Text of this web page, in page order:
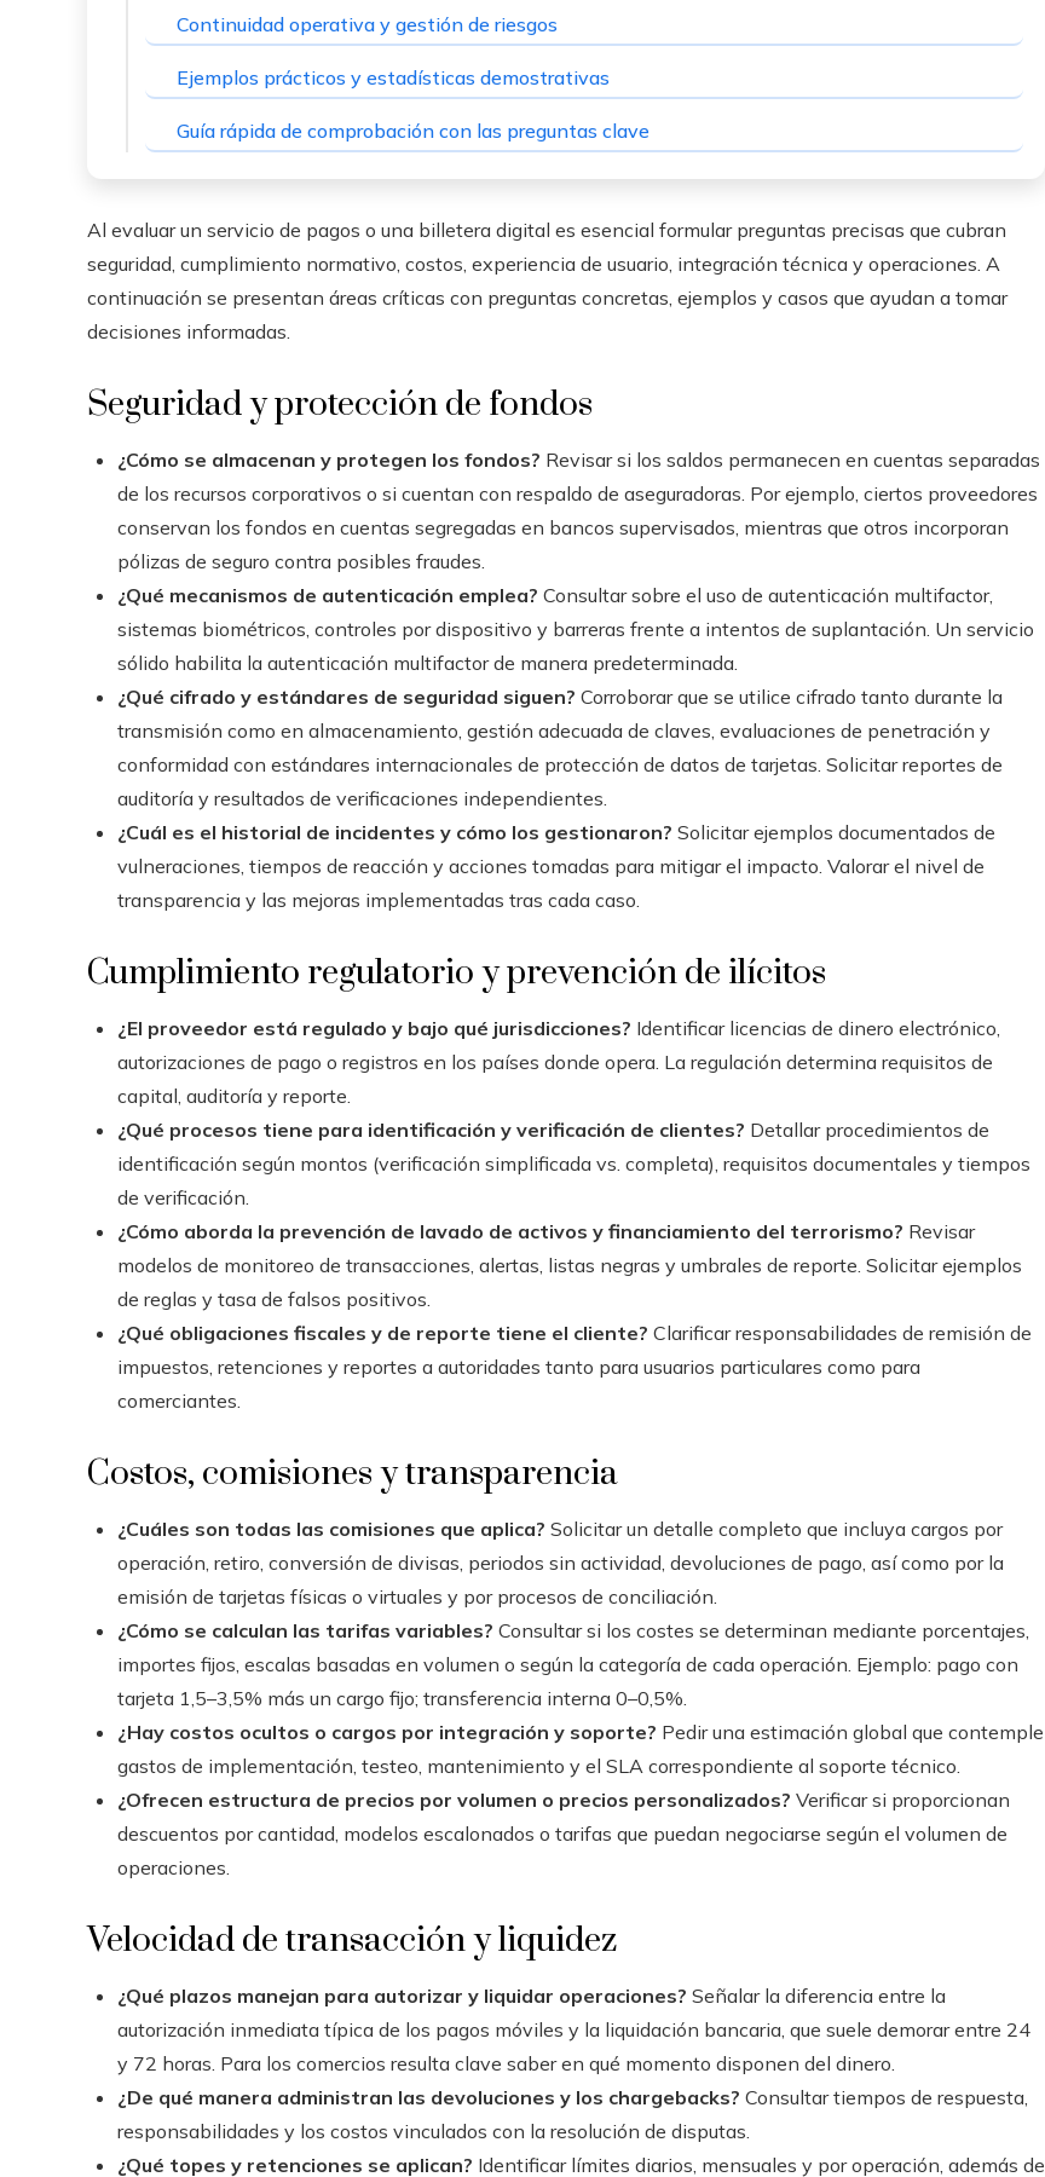
Continuidad operativa y gestión de riesgos
Ejemplos prácticos y estadísticas demostrativas
Guía rápida de comprobación con las preguntas clave
Al evaluar un servicio de pagos o una billetera digital es esencial formular preguntas precisas que cubran
seguridad, cumplimiento normativo, costos, experiencia de usuario, integración técnica y operaciones. A
continuación se presentan áreas críticas con preguntas concretas, ejemplos y casos que ayudan a tomar
decisiones informadas.
Seguridad y protección de fondos
¿Cómo se almacenan y protegen los fondos? Revisar si los saldos permanecen en cuentas separadas
de los recursos corporativos o si cuentan con respaldo de aseguradoras. Por ejemplo, ciertos proveedores
conservan los fondos en cuentas segregadas en bancos supervisados, mientras que otros incorporan
pólizas de seguro contra posibles fraudes.
¿Qué mecanismos de autenticación emplea? Consultar sobre el uso de autenticación multifactor,
sistemas biométricos, controles por dispositivo y barreras frente a intentos de suplantación. Un servicio
sólido habilita la autenticación multifactor de manera predeterminada.
¿Qué cifrado y estándares de seguridad siguen? Corroborar que se utilice cifrado tanto durante la
transmisión como en almacenamiento, gestión adecuada de claves, evaluaciones de penetración y
conformidad con estándares internacionales de protección de datos de tarjetas. Solicitar reportes de
auditoría y resultados de verificaciones independientes.
¿Cuál es el historial de incidentes y cómo los gestionaron? Solicitar ejemplos documentados de
vulneraciones, tiempos de reacción y acciones tomadas para mitigar el impacto. Valorar el nivel de
transparencia y las mejoras implementadas tras cada caso.
Cumplimiento regulatorio y prevención de ilícitos
¿El proveedor está regulado y bajo qué jurisdicciones? Identificar licencias de dinero electrónico,
autorizaciones de pago o registros en los países donde opera. La regulación determina requisitos de
capital, auditoría y reporte.
¿Qué procesos tiene para identificación y verificación de clientes? Detallar procedimientos de
identificación según montos (verificación simplificada vs. completa), requisitos documentales y tiempos
de verificación.
¿Cómo aborda la prevención de lavado de activos y financiamiento del terrorismo? Revisar
modelos de monitoreo de transacciones, alertas, listas negras y umbrales de reporte. Solicitar ejemplos
de reglas y tasa de falsos positivos.
¿Qué obligaciones fiscales y de reporte tiene el cliente? Clarificar responsabilidades de remisión de
impuestos, retenciones y reportes a autoridades tanto para usuarios particulares como para
comerciantes.
Costos, comisiones y transparencia
¿Cuáles son todas las comisiones que aplica? Solicitar un detalle completo que incluya cargos por
operación, retiro, conversión de divisas, periodos sin actividad, devoluciones de pago, así como por la
emisión de tarjetas físicas o virtuales y por procesos de conciliación.
¿Cómo se calculan las tarifas variables? Consultar si los costes se determinan mediante porcentajes,
importes fijos, escalas basadas en volumen o según la categoría de cada operación. Ejemplo: pago con
tarjeta 1,5–3,5% más un cargo fijo; transferencia interna 0–0,5%.
¿Hay costos ocultos o cargos por integración y soporte? Pedir una estimación global que contemple
gastos de implementación, testeo, mantenimiento y el SLA correspondiente al soporte técnico.
¿Ofrecen estructura de precios por volumen o precios personalizados? Verificar si proporcionan
descuentos por cantidad, modelos escalonados o tarifas que puedan negociarse según el volumen de
operaciones.
Velocidad de transacción y liquidez
¿Qué plazos manejan para autorizar y liquidar operaciones? Señalar la diferencia entre la
autorización inmediata típica de los pagos móviles y la liquidación bancaria, que suele demorar entre 24
y 72 horas. Para los comercios resulta clave saber en qué momento disponen del dinero.
¿De qué manera administran las devoluciones y los chargebacks? Consultar tiempos de respuesta,
responsabilidades y los costos vinculados con la resolución de disputas.
¿Qué topes y retenciones se aplican? Identificar límites diarios, mensuales y por operación, además de